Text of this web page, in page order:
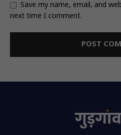
Save my name, email, and
next time I comment.